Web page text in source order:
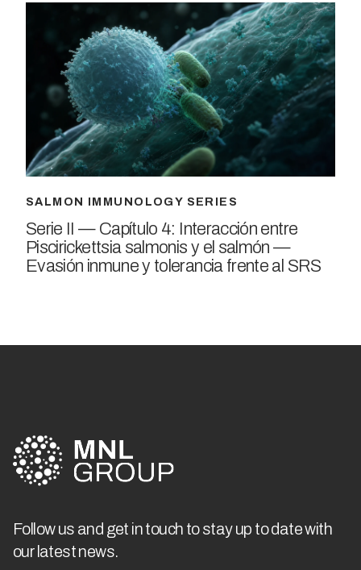
SALMON IMMUNOLOGY SERIES
Serie II — Capítulo 4: Interacción entre
Piscirickettsia salmonis y el salmón —
Evasión inmune y tolerancia frente al SRS
Follow us and get in touch to stay up to date with
our latest news.